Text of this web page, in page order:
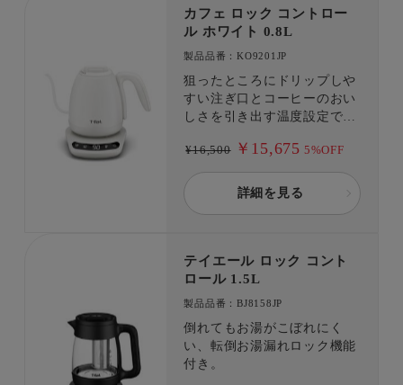
カフェ ロック コントロー
ル ホワイト 0.8L
製品品番：KO9201JP
狙ったところにドリップしや
すい注ぎ口とコーヒーのおい
しさを引き出す温度設定で、
簡単に淹れることができま
す。 コーヒー以外にも緑
茶、紅茶、ハーブティーな
ど、それぞれお好みの温度で
で、安全面もしっかり配慮
(※)。 ※給湯ロックボタン式
ではありません。 また、転
い構造となっておりますが、
万一転倒した場合は、お湯が
こぼれ出る場合があります。
¥16,500 ￥15,675 5%OFF
詳細を見る
テイエール ロック コント
ロール 1.5L
製品品番：BJ8158JP
倒れてもお湯がこぼれにく
い、転倒お湯漏れロック機能
付き。